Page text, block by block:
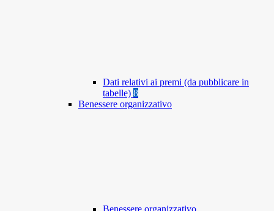
Dati relativi ai premi (da pubblicare in
tabelle) 8
Benessere organizzativo